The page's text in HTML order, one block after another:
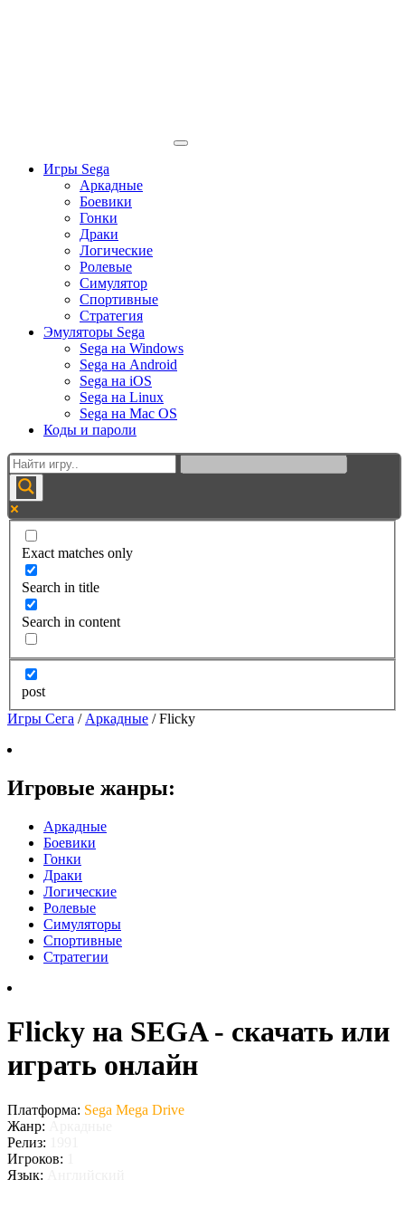
Игры Sega
Аркадные
Боевики
Гонки
Драки
Логические
Ролевые
Симулятор
Спортивные
Стратегия
Эмуляторы Sega
Sega на Windows
Sega на Android
Sega на iOS
Sega на Linux
Sega на Mac OS
Коды и пароли
Exact matches only
Search in title
Search in content
post
Игры Сега / Аркадные /Flicky
Игровые жанры:
Аркадные
Боевики
Гонки
Драки
Логические
Ролевые
Симуляторы
Спортивные
Стратегии
Flicky на SEGA - скачать или
играть онлайн
Платформа: Sega Mega Drive
Жанр:
Релиз:
Игроков:
Язык: